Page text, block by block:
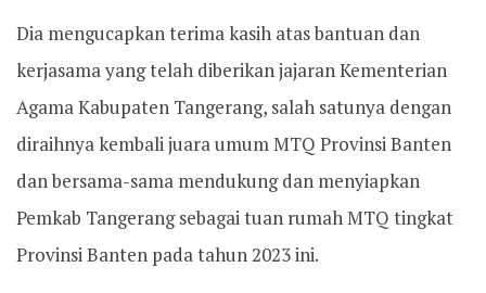
Dia mengucapkan terima kasih atas bantuan dan
kerjasama yang telah diberikan jajaran Kementerian
Agama Kabupaten Tangerang, salah satunya dengan
diraihnya kembali juara umum MTQ Provinsi Banten
dan bersama-sama mendukung dan menyiapkan
Pemkab Tangerang sebagai tuan rumah MTQ tingkat
Provinsi Banten pada tahun 2023 ini.